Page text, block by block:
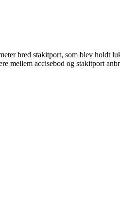
bred stakitport, som blev holdt
accisebod og stakitport